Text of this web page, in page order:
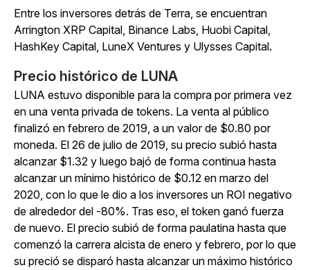
Entre los inversores detrás de Terra, se encuentran
Arrington XRP Capital, Binance Labs, Huobi Capital,
HashKey Capital, LuneX Ventures y Ulysses Capital.
Precio histórico de LUNA
LUNA estuvo disponible para la compra por primera vez
en una venta privada de tokens. La venta al público
finalizó en febrero de 2019, a un valor de $0.80 por
moneda. El 26 de julio de 2019, su precio subió hasta
alcanzar $1.32 y luego bajó de forma continua hasta
alcanzar un mínimo histórico de $0.12 en marzo del
2020, con lo que le dio a los inversores un ROI negativo
de alrededor del -80%. Tras eso, el token ganó fuerza
de nuevo. El precio subió de forma paulatina hasta que
comenzó la carrera alcista de enero y febrero, por lo que
su preció se disparó hasta alcanzar un máximo histórico